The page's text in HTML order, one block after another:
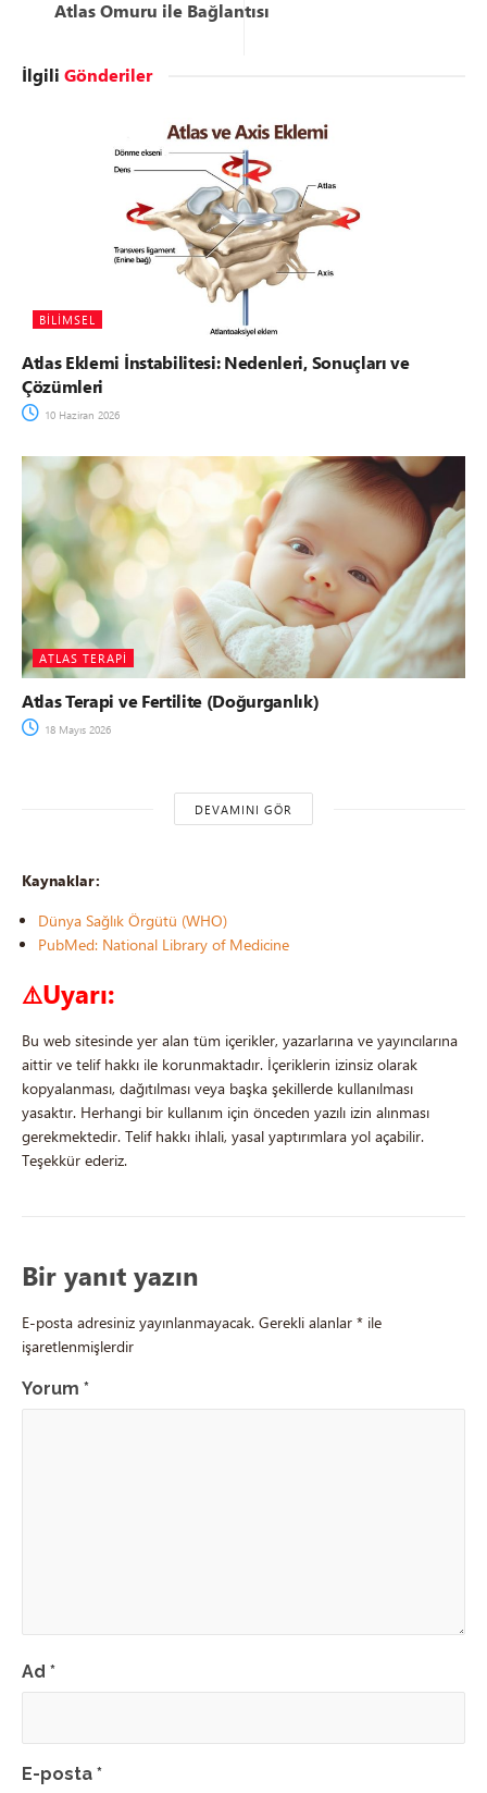
Atlas Omuru ile Bağlantısı
İlgili Gönderiler
BILIMSEL
Atlas Eklemi İnstabilitesi: Nedenleri, Sonuçları ve
Çözümleri
10 Haziran 2026
ATLAS TERAPI
Atlas Terapi ve Fertilite (Doğurganlık)
18 Mayıs 2026
DEVAMINI GÖR
Kaynaklar:
Dünya Sağlık Örgütü (WHO)
PubMed: National Library of Medicine
⚠️Uyarı:
Bu web sitesinde yer alan tüm içerikler, yazarlarına ve yayıncılarına
aittir ve telif hakkı ile korunmaktadır. İçeriklerin izinsiz olarak
kopyalanması, dağıtılması veya başka şekillerde kullanılması
yasaktır. Herhangi bir kullanım için önceden yazılı izin alınması
gerekmektedir. Telif hakkı ihlali, yasal yaptırımlara yol açabilir.
Teşekkür ederiz.
Bir yanıt yazın
E-posta adresiniz yayınlanmayacak. Gerekli alanlar * ile
işaretlenmişlerdir
Yorum *
Ad *
E-posta *